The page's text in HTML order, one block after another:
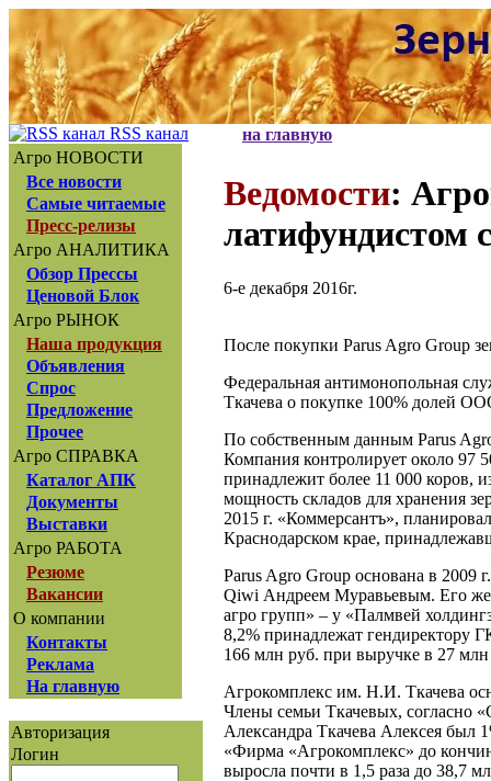
RSS канал
Агро НОВОСТИ
Все новости
Самые читаемые
Пресс-релизы
Агро АНАЛИТИКА
Обзор Прессы
Ценовой Блок
Агро РЫНОК
Наша продукция
Объявления
Спрос
Предложение
Прочее
Агро СПРАВКА
Каталог АПК
Документы
Выставки
Агро РАБОТА
Резюме
Вакансии
О компании
Контакты
Реклама
На главную
Авторизация
Логин
на главную
Ведомости:
латифундистом
6-е декабря 2016г.
После покупки Parus Agro Group
Федеральная антимонопольная
Ткачева о покупке 100% долей
По собственным данным Parus
Компания контролирует около 97
принадлежит более 11 000 коров,
мощность складов для хранения
2015 г. «Коммерсантъ»,
Краснодарском крае,
Parus Agro Group основана в
Qiwi Андреем Муравьевым. Его
агро групп» – у «Палмвей
8,2% принадлежат гендиректору
166 млн руб. при выручке в 27
Агрокомплекс им. Н.И. Ткачева
Члены семьи Ткачевых, согласно
Александра Ткачева Алексея был
«Фирма «Агрокомплекс» до
выросла почти в 1,5 раза до 38,7